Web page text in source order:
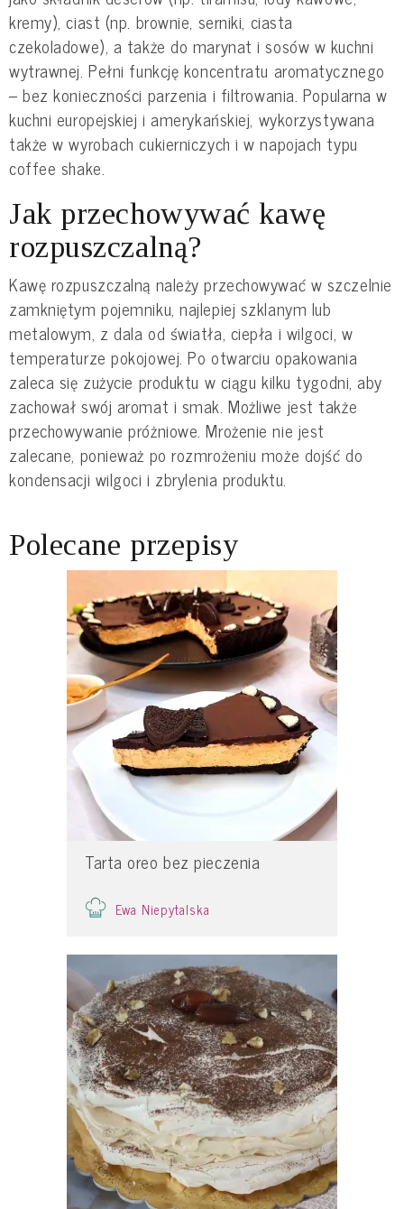
kremy), ciast (np. brownie, serniki, ciasta
czekoladowe), a także do marynat i sosów w kuchni
wytrawnej. Pełni funkcję koncentratu aromatycznego
– bez konieczności parzenia i filtrowania. Popularna w
kuchni europejskiej i amerykańskiej, wykorzystywana
także w wyrobach cukierniczych i w napojach typu
coffee shake.
Jak przechowywać kawę
rozpuszczalną?
Kawę rozpuszczalną należy przechowywać w szczelnie
zamkniętym pojemniku, najlepiej szklanym lub
metalowym, z dala od światła, ciepła i wilgoci, w
temperaturze pokojowej. Po otwarciu opakowania
zaleca się zużycie produktu w ciągu kilku tygodni, aby
zachował swój aromat i smak. Możliwe jest także
przechowywanie próżniowe. Mrożenie nie jest
zalecane, ponieważ po rozmrożeniu może dojść do
kondensacji wilgoci i zbrylenia produktu.
Polecane przepisy
Tarta oreo bez pieczenia
Ewa Niepytalska